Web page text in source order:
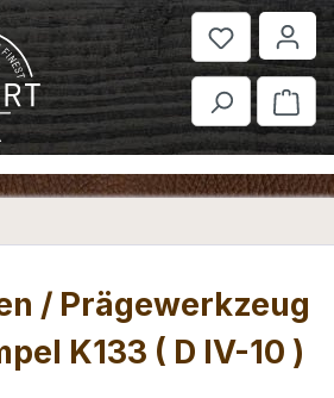
/ Prägewerkzeug
K133 ( D IV-10 )